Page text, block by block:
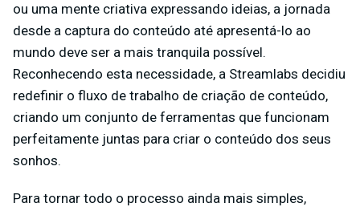
ou uma mente criativa expressando ideias, a jornada
desde a captura do conteúdo até apresentá-lo ao
mundo deve ser a mais tranquila possível.
Reconhecendo esta necessidade, a Streamlabs decidiu
redefinir o fluxo de trabalho de criação de conteúdo,
criando um conjunto de ferramentas que funcionam
perfeitamente juntas para criar o conteúdo dos seus
sonhos.
Para tornar todo o processo ainda mais simples,